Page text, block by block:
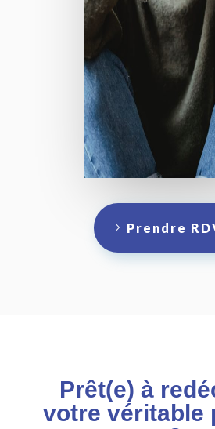
Prendre
Prêt(e) à
votre véritable